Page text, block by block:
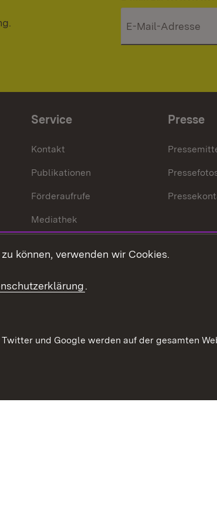
Service
Kontakt
Publikationen
Förderaufrufe
Mediathek
Presse
können, verwenden wir Cookies.
.
und Google werden auf der gesamten